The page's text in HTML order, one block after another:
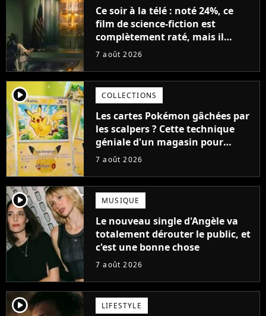
Ce soir à la télé : noté 24%, ce
film de science-fiction est
complètement raté, mais il
aurait pu être encore pire à
7 août 2026
player2 COLLECTIONS
Les cartes Pokémon gâchées par
les scalpers ? Cette technique
géniale d'un magasin pour
ruiner les revendeurs
7 août 2026
player2 MUSIQUE
Le nouveau single d'Angèle va
totalement dérouter le public, et
c'est une bonne chose
7 août 2026
player2 LIFESTYLE